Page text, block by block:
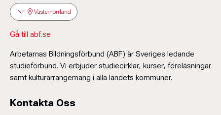
Västernorrland
Gå till abf.se
Arbetarnas Bildningsförbund (ABF) är Sveriges ledande
studieförbund. Vi erbjuder studiecirklar, kurser, föreläsningar
samt kulturarrangemang i alla landets kommuner.
Kontakta Oss